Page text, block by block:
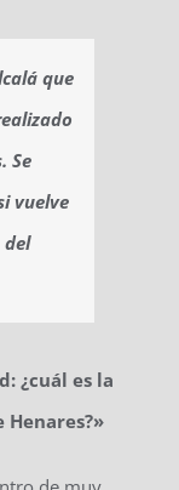
que
Se
vuelve
del
¿cuál es la